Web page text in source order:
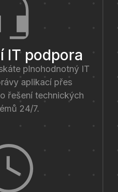
IT podpora
plnohodnotný IT
aplikací přes
řešení technických
24/7.